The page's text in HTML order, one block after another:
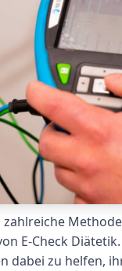
E-Check
zu helfen,